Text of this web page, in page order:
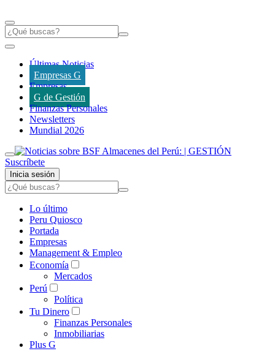
Últimas Noticias
Empresas G
Empresas
G de Gestión
Finanzas Personales
Newsletters
Mundial 2026
Suscríbete
Inicia sesión
Lo último
Peru Quiosco
Portada
Empresas
Management & Empleo
Economía
Mercados
Perú
Política
Tu Dinero
Finanzas Personales
Inmobiliarias
Plus G